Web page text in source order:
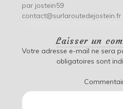
par jostein59
contact@surlaroutedejostein.fr
Laisser un
Votre adresse e-mail ne sera
obligatoires sont